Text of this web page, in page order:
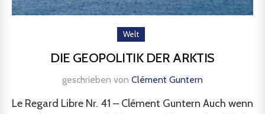
Welt
DIE GEOPOLITIK DER ARKTIS
geschrieben von Clément Guntern
Le Regard Libre Nr. 41 – Clément Guntern Auch wenn